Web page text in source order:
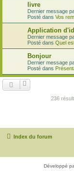
livre
Dernier message
Posté dans Vos
Application
Dernier message
Posté dans Quel
Bonjour
Dernier message
Posté dans
236
Index du forum
Développé